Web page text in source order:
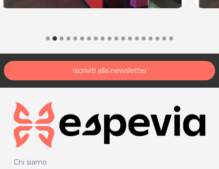
Iscriviti alla newsletter
Chi siamo